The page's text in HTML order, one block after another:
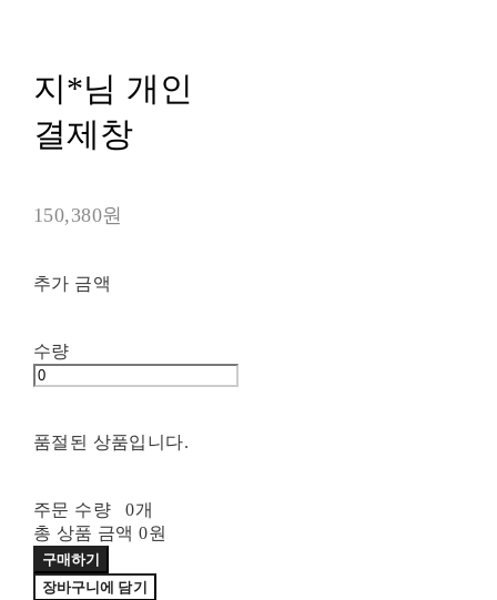
지*님 개인
결제창
150,380원
추가 금액
수량
품절된 상품입니다.
주문 수량
0개
총 상품 금액 0원
구매하기
장바구니에 담기